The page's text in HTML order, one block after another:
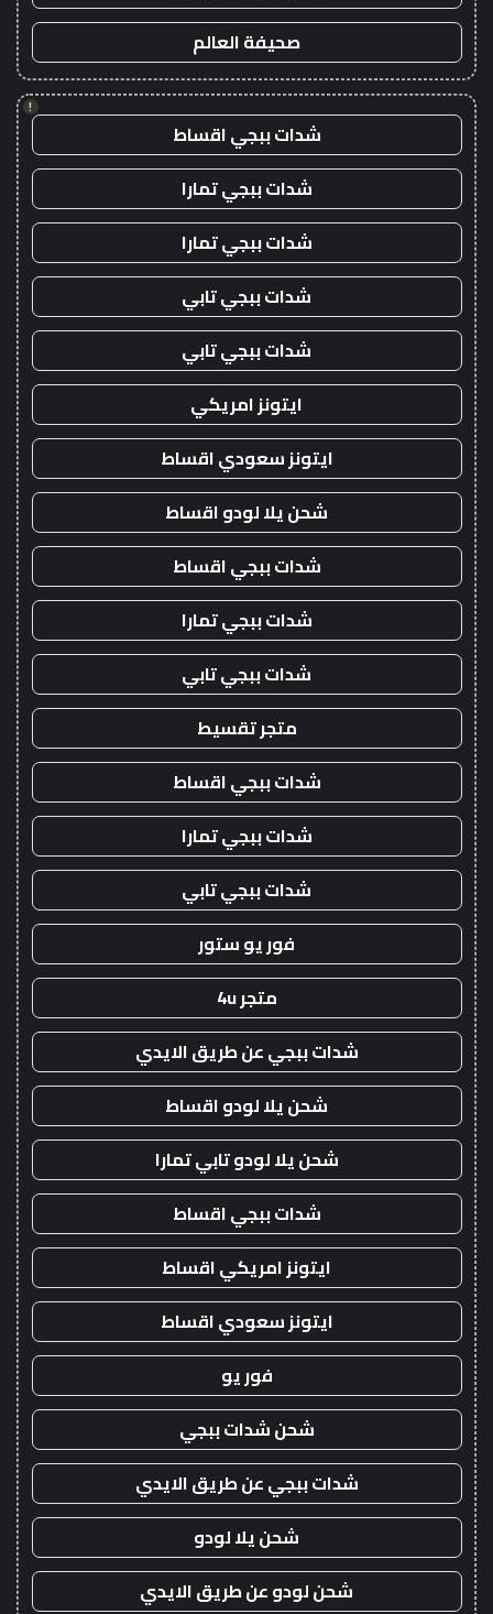
صحيفة العالم
!
شدات ببجي اقساط
شدات ببجي تمارا
شدات ببجي تمارا
شدات ببجي تابي
شدات ببجي تابي
ايتونز امريكي
ايتونز سعودي اقساط
شحن يلا لودو اقساط
شدات ببجي اقساط
شدات ببجي تمارا
شدات ببجي تابي
متجر تقسيط
شدات ببجي اقساط
شدات ببجي تمارا
شدات ببجي تابي
فور يو ستور
متجر 4u
شدات ببجي عن طريق الايدي
شحن يلا لودو اقساط
شحن يلا لودو تابي تمارا
شدات ببجي اقساط
ايتونز امريكي اقساط
ايتونز سعودي اقساط
فور يو
شحن شدات ببجي
شدات ببجي عن طريق الايدي
شحن يلا لودو
شحن لودو عن طريق الايدي